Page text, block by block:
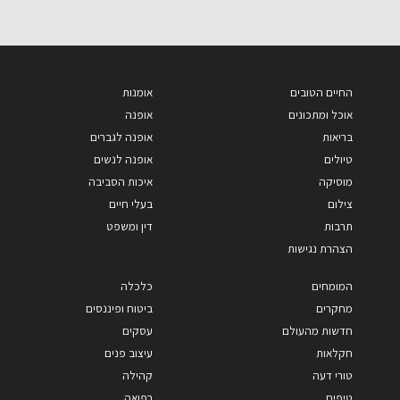
החיים הטובים
אוכל ומתכונים
בריאות
טיולים
מוסיקה
צילום
תרבות
הצהרת נגישות
אומנות
אופנה
אופנה לגברים
אופנה לנשים
איכות הסביבה
בעלי חיים
דין ומשפט
המומחים
מחקרים
חדשות מהעולם
חקלאות
טורי דעה
כלכלה
ביטוח ופיננסים
עסקים
עיצוב פנים
קהילה